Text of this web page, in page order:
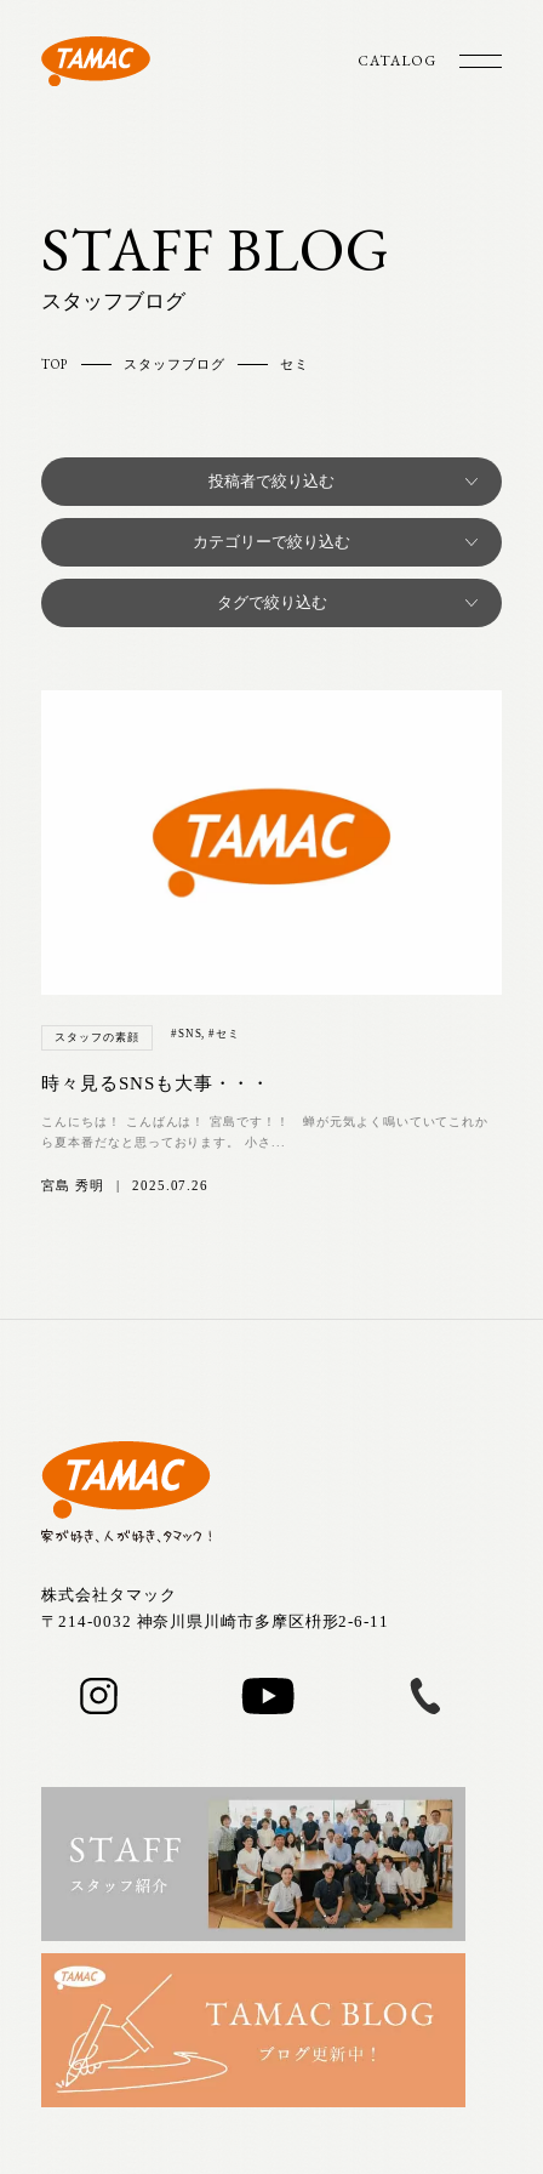
CATALOG
STAFF BLOG
スタッフブログ
TOP スタッフブログ セミ
スタッフの素顔 #SNS,#セミ
時々見るSNSも大事・・・
こんにちは！ こんばんは！ 宮島です！！ 蝉が元気よく鳴いていてこれか
ら夏本番だなと思っております。 小さ...
宮島 秀明 2025.07.26
株式会社タマック
〒214-0032 神奈川県川崎市多摩区枡形2-6-11